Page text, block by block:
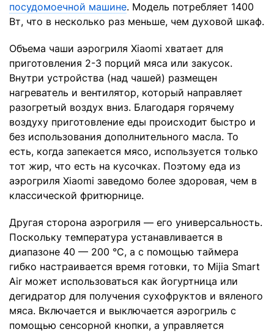
посудомоечной машине. Модель потребляет 1400
Вт, что в несколько раз меньше, чем духовой шкаф.
Объема чаши аэрогриля Xiaomi хватает для
приготовления 2-3 порций мяса или закусок.
Внутри устройства (над чашей) размещен
нагреватель и вентилятор, который направляет
разогретый воздух вниз. Благодаря горячему
воздуху приготовление еды происходит быстро и
без использования дополнительного масла. То
есть, когда запекается мясо, используется только
тот жир, что есть на кусочках. Поэтому еда из
аэрогриля Xiaomi заведомо более здоровая, чем в
классической фритюрнице.
Другая сторона аэрогриля — его универсальность.
Поскольку температура устанавливается в
диапазоне 40 — 200 °C, а с помощью таймера
гибко настраивается время готовки, то Mijia Smart
Air может использоваться как йогуртница или
дегидратор для получения сухофруктов и вяленого
мяса. Включается и выключается аэрогриль с
помощью сенсорной кнопки, а управляется